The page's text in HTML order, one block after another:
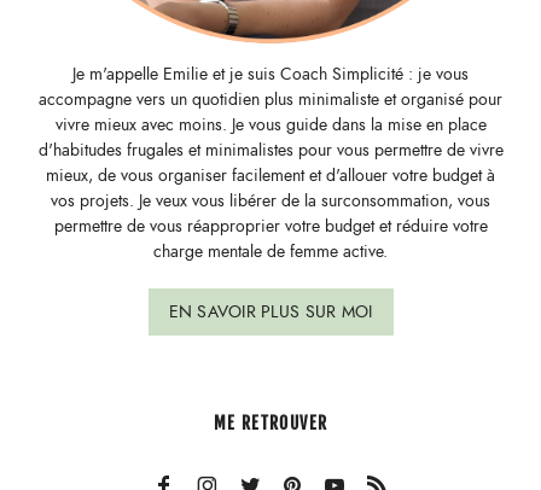
Je m'appelle Emilie et je suis Coach Simplicité : je vous
accompagne vers un quotidien plus minimaliste et organisé pour
vivre mieux avec moins. Je vous guide dans la mise en place
d'habitudes frugales et minimalistes pour vous permettre de vivre
mieux, de vous organiser facilement et d'allouer votre budget à
vos projets. Je veux vous libérer de la surconsommation, vous
permettre de vous réapproprier votre budget et réduire votre
charge mentale de femme active.
EN SAVOIR PLUS SUR MOI
ME RETROUVER